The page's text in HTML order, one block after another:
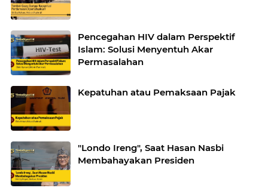
Pencegahan HIV dalam Perspektif
Islam: Solusi Menyentuh Akar
Permasalahan
Kepatuhan atau Pemaksaan Pajak
"Londo Ireng", Saat Hasan Nasbi
Membahayakan Presiden